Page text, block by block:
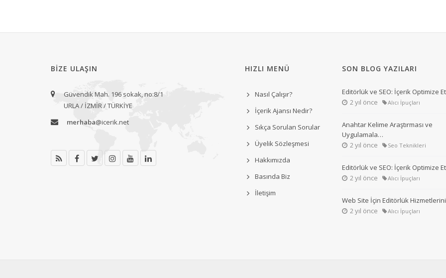
BIZE ULAŞIN
Güvendik Mah. 196 sokak, no:8/1
URLA / İZMİR / TÜRKİYE
merhaba@icerik.net
HIZLI MENÜ
Nasıl Çalışır?
İçerik Ajansı Nedir?
Sıkça Sorulan Sorular
Üyelik Sözleşmesi
Hakkımızda
Basında Biz
İletişim
SON BLOG YAZILARI
Editörlük ve SEO: İçerik Optimize
2 yıl önce
Alıcı İpuçları
Anahtar Kelime Araştırması ve
Uygulamala…
2 yıl önce
Seo Teknikleri
Editörlük ve SEO: İçerik Optimize
2 yıl önce
Alıcı İpuçları
Web Site İçin Editörlük
2 yıl önce
Alıcı İpuçları